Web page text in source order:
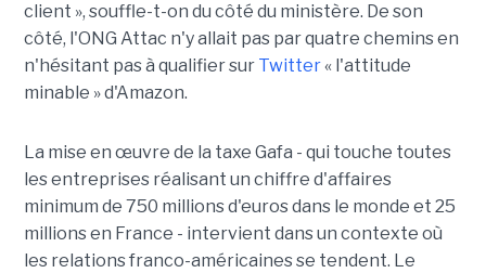
client », souffle-t-on du côté du ministère. De son
côté, l'ONG Attac n'y allait pas par quatre chemins en
n'hésitant pas à qualifier sur Twitter« l'attitude
minable » d'Amazon.
La mise en œuvre de la taxe Gafa - qui touche toutes
les entreprises réalisant un chiffre d'affaires
minimum de 750 millions d'euros dans le monde et 25
millions en France - intervient dans un contexte où
les relations franco-américaines se tendent. Le